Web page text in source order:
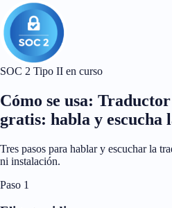
SOC 2 Tipo II en curso
Cómo se usa:
gratis: habla y escucha
Tres pasos para hablar y escuchar la
ni instalación.
Paso 1